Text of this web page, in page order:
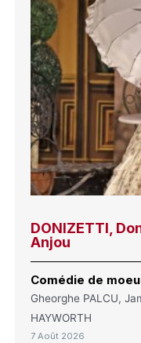
DONIZETTI,
Anjou
Comédie de
Gheorghe PALCU,
HAYWORTH
7 Août 2026